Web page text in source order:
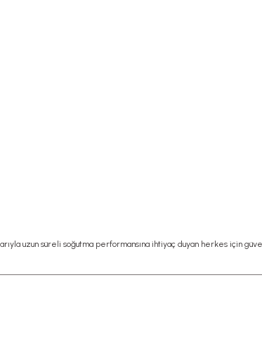
uzun süreli soğutma performansına ihtiyaç duyan herkes için